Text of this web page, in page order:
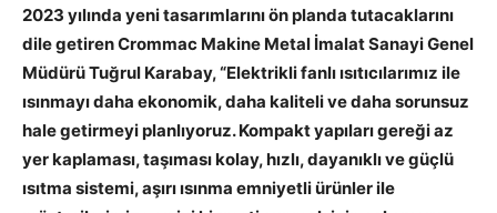
2023 yılında yeni tasarımlarını ön planda tutacaklarını
dile getiren Crommac Makine Metal İmalat Sanayi Genel
Müdürü Tuğrul Karabay, “Elektrikli fanlı ısıtıcılarımız ile
ısınmayı daha ekonomik, daha kaliteli ve daha sorunsuz
hale getirmeyi planlıyoruz. Kompakt yapıları gereği az
yer kaplaması, taşıması kolay, hızlı, dayanıklı ve güçlü
ısıtma sistemi, aşırı ısınma emniyetli ürünler ile